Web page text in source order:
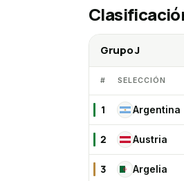
Grupo J
# SELECCIÓN
1 AR Argentina
2 AU Austria
3 AR Argelia